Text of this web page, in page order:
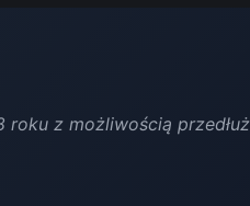
z możliwością